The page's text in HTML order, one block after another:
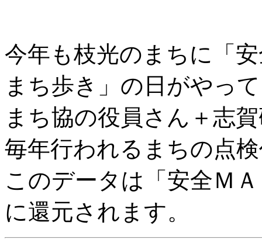
今年も枝光のまちに「
まち歩き」の日がやっ
まち協の役員さん＋志
毎年行われるまちの点
このデータは「安全Ｍ
に還元されます。